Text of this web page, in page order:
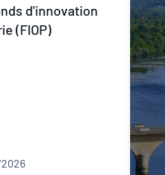
d'innovation
(FIOP)